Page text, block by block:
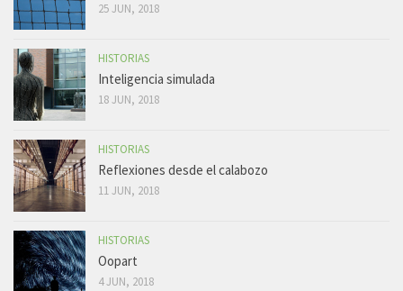
25 JUN, 2018
HISTORIAS
Inteligencia simulada
18 JUN, 2018
HISTORIAS
Reflexiones desde el calabozo
11 JUN, 2018
HISTORIAS
Oopart
4 JUN, 2018